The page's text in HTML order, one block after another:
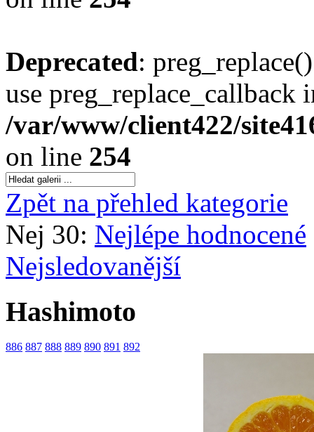
Deprecated:
use preg_replace_callback
/var/www/client422/
on line 254
Zpět na přehled kategorie
Nej 30: Nejlépe hodnocené
Nejsledovanější
Hashimoto
886 887 888 889 890 891 892